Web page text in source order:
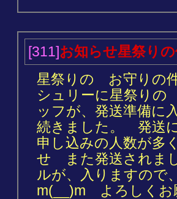
[311]お知らせ星祭り
星祭りの お守り
シュリーに星祭り
ッフが、発送準備
続きました。 発送
申し込みの人数が
せ また発送されま
ルが、入りますの
m(__)m よろしくお